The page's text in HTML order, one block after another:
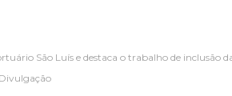
São Luís e destaca o trabalho de inclusão
Divulgação